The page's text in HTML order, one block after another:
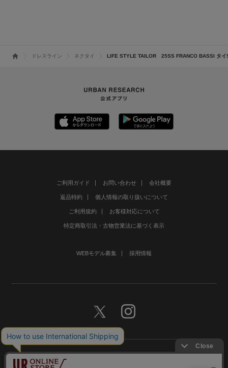
ドレスライン ネクタイ LIFE STYLE TAILOR 25SS FRANCO BASSI タイ
ご利用ガイド お問い合わせ 会社概要
返品特約 個人情報の取り扱いについて
ご利用規約 お客様対応について
特定商取引法・古物営業法に基づく表示
WEBモデル募集 採用情報